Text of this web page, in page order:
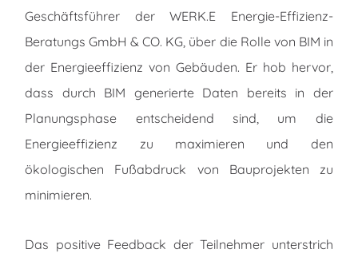
Geschäftsführer der WERK.E Energie-Effizienz-
Beratungs GmbH & CO. KG, über die Rolle von BIM in
der Energieeffizienz von Gebäuden. Er hob hervor,
dass durch BIM generierte Daten bereits in der
Planungsphase entscheidend sind, um die
Energieeffizienz zu maximieren und den
ökologischen Fußabdruck von Bauprojekten zu
minimieren.
Das positive Feedback der Teilnehmer unterstrich